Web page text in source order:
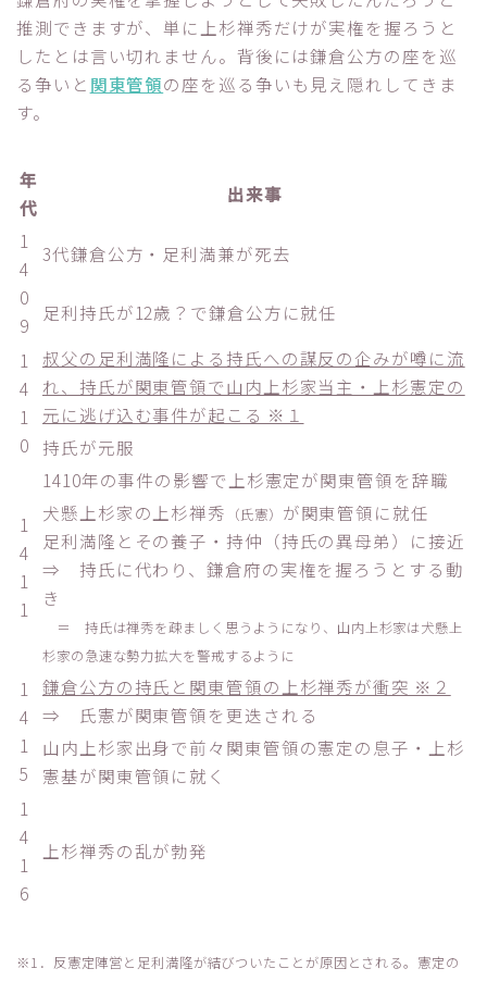
推測できますが、単に上杉禅秀だけが実権を握ろうと
したとは言い切れません。背後には鎌倉公方の座を巡
る争いと 関東管領の座を巡る争いも見え隠れしてきま
す。
年
代
出来事
1
4
0
9
3代鎌倉公方・足利満兼が死去
足利持氏が12歳？で鎌倉公方に就任
1
4
1
0
叔父の足利満隆による持氏への謀反の企みが噂に流
れ、持氏が関東管領で山内上杉家当主・上杉憲定の
元に逃げ込む事件が起こる ※１
持氏が元服
1
4
1
1
1410年の事件の影響で上杉憲定が関東管領を辞職
犬懸上杉家の上杉禅秀
（氏憲） が関東管領に就任
足利満隆とその養子・持仲（持氏の異母弟）に接近
⇒ 持氏に代わり、鎌倉府の実権を握ろうとする動
き
＝ 持氏は禅秀を疎ましく思うようになり、山内上杉家は犬懸上
杉家の急速な勢力拡大を警戒するように
1
4
1
5
鎌倉公方の持氏と関東管領の上杉禅秀が衝突 ※２
⇒ 氏憲が関東管領を更迭される
山内上杉家出身で前々関東管領の憲定の息子・上杉
憲基が関東管領に就く
1
4
1
6
上杉禅秀の乱が勃発
※1．反憲定陣営と足利満隆が結びついたことが原因とされる。憲定の